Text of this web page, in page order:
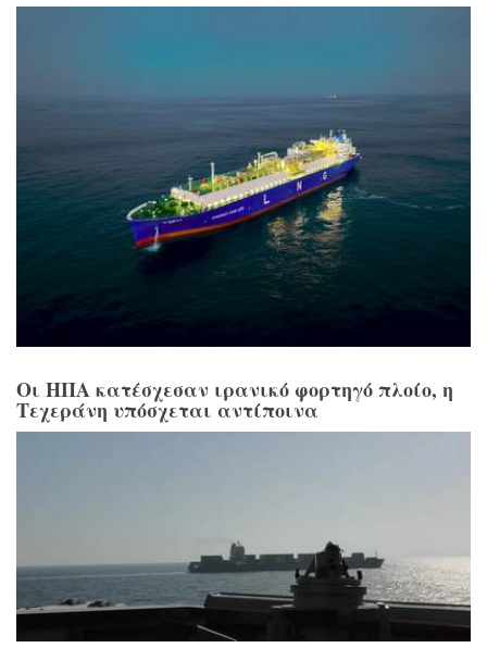
Οι ΗΠΑ κατέσχεσαν ιρανικό φορτηγό πλοίο, η
Τεχεράνη υπόσχεται αντίποινα